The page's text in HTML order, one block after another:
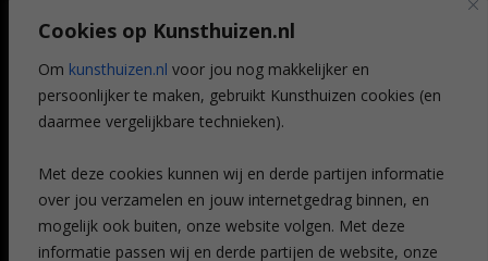
Cookies op Kunsthuizen.nl
Om kunsthuizen.nl voor jou nog makkelijker en
persoonlijker te maken, gebruikt Kunsthuizen cookies (en
daarmee vergelijkbare technieken).
Met deze cookies kunnen wij en derde partijen informatie
over jou verzamelen en jouw internetgedrag binnen, en
mogelijk ook buiten, onze website volgen. Met deze
informatie passen wij en derde partijen de website, onze
Voordelen
Veelgestelde vragen
CONTACT
Leiden
Amsterdam
Breda
Favorieten